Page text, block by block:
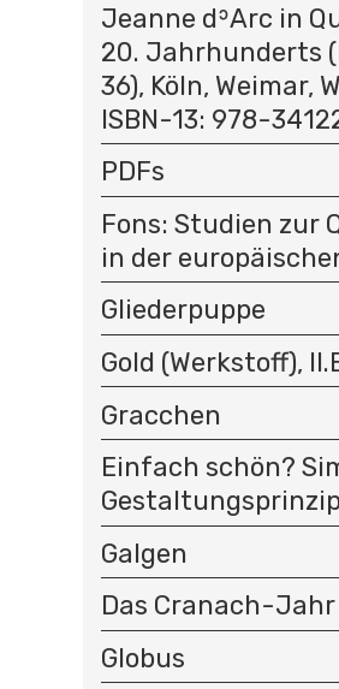
Jeanne dʾArc in
20. Jahrhunderts
36), Köln, Weimar,
ISBN-13: 978-
PDFs
Fons: Studien zur
in der
Gliederpuppe
Gold (Werkstoff),
Gracchen
Einfach schön?
Galgen
Das Cranach-Jahr
Globus